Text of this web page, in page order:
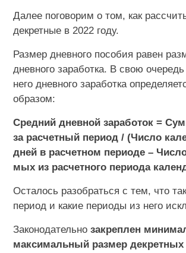
Далее поговорим о том, как
декретные в 2022 году.
Раз­мер днев­но­го по­со­бия равен
днев­но­го за­ра­бот­ка. В свою
не­го днев­но­го за­ра­бот­ка
об­ра­зом:
Сред­ний днев­ной за­ра­бо­ток =
за рас­чет­ный пе­ри­од / (Число
дней в рас­чет­ном пе­ри­о­де –
мых из рас­чет­но­го пе­ри­о­да
Осталось разобраться с тем, что
период и какие периоды из него
Законодательно закреплен
максимальный размер